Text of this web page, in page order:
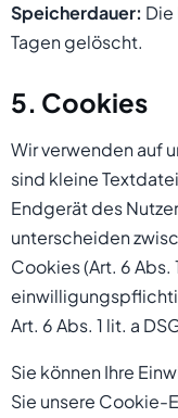
Speicherdauer:
Tagen gelöscht.
5. Cookies
Wir verwenden auf
sind kleine
Endgerät des
unterscheiden
Cookies (Art. 6 Abs.
Art. 6 Abs. 1 lit. a
Sie können Ihre
Sie unsere Cookie-